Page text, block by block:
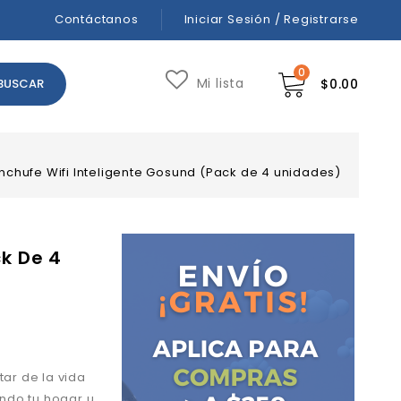
Contáctanos Iniciar Sesión / Registrarse
0
$0.00
Mi lista
Wifi Inteligente Gosund (Pack de 4 unidades)
De 4
de la vida